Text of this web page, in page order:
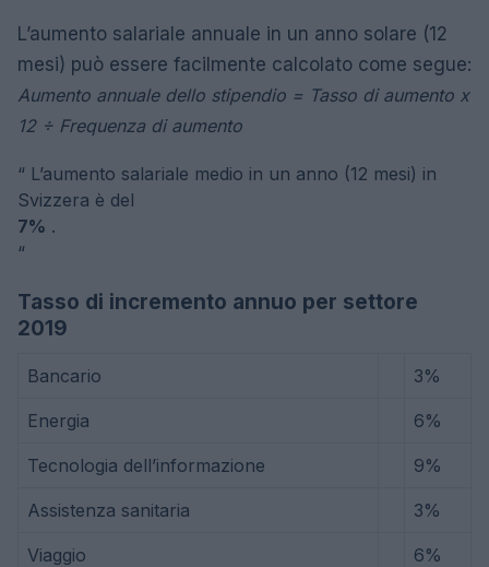
L’aumento salariale annuale in un anno solare (12
mesi) può essere facilmente calcolato come segue:
Aumento annuale dello stipendio = Tasso di aumento x
12 ÷ Frequenza di aumento
“ L’aumento salariale medio in un anno (12 mesi) in
Svizzera è del
7% .
“
Tasso di incremento annuo per settore
2019
Bancario 3%
Energia 6%
Tecnologia dell’informazione 9%
Assistenza sanitaria 3%
Viaggio 6%